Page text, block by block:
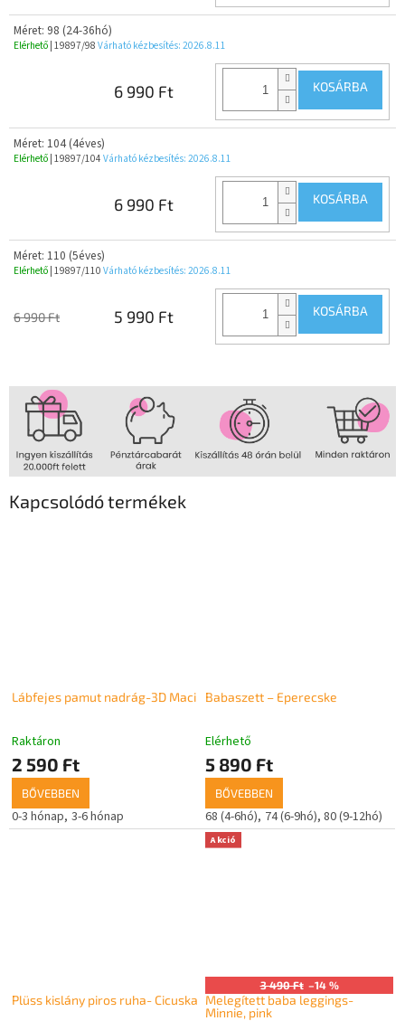
Kapcsolódó termékek
Lábfejes pamut nadrág-3D Maci
Raktáron
2 590 Ft
BŐVEBBEN
0-3 hónap 3-6 hónap
Babaszett – Eperecske
Elérhető
5 890 Ft
BŐVEBBEN
68 (4-6hó) 74 (6-9hó) 80 (9-12hó)
Plüss kislány piros ruha- Cicuska
Akció
3 490 Ft –14 %
Melegített baba leggings-
Minnie, pink
Méret: 98 (24-36hó)
Elérhető | 19897/98 Várható kézbesítés: 2026.8.11
6 990 Ft KOSÁRBA
Méret: 104 (4éves)
Elérhető | 19897/104 Várható kézbesítés: 2026.8.11
6 990 Ft KOSÁRBA
Méret: 110 (5éves)
Elérhető | 19897/110 Várható kézbesítés: 2026.8.11
6 990 Ft 5 990 Ft KOSÁRBA